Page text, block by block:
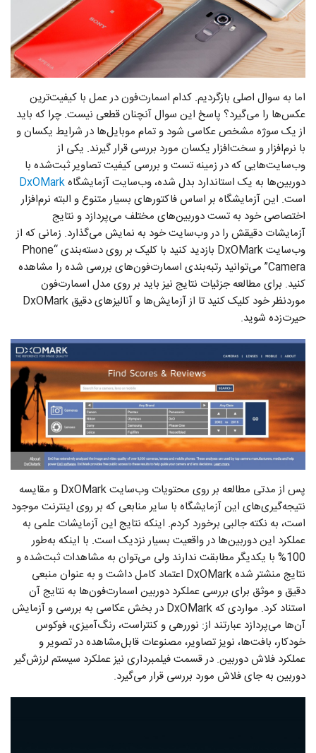
اما به سوال اصلی بازگردیم. کدام اسمارت‌فون در عمل با کیفیت‌ترین
عکس‌ها را می‌گیرد؟ پاسخ این سوال آنچنان قطعی نیست. چرا که باید
از یک سوژه مشخص عکاسی شود و تمام موبایل‌ها در شرایط یکسان و
با نرم‌افزار و سخت‌افزار یکسان مورد بررسی قرار گیرند. یکی از
وب‌سایت‌هایی که در زمینه تست و بررسی کیفیت تصاویر ثبت‌‌شده با
دوربین‌ها به یک استاندارد بدل شده، وب‌سایت آزمایشگاهDxOMark
است. این آزمایشگاه بر اساس فاکتورهای بسیار متنوع و البته نرم‌افزار
اختصاصی خود به تست دوربین‌های مختلف می‌پردازد و نتایج
آزمایشات دقیقش را در وب‌سایت خود به نمایش می‌گذارد. زمانی که از
وب‌سایت DxOMark بازدید کنید با کلیک بر روی دسته‌بندی “Phone
Camera” می‌توانید رتبه‌بندی اسمارت‌فون‌های بررسی شده را مشاهده
کنید. برای مطالعه جزئیات نتایج نیز باید بر روی مدل اسمارت‌فون
موردنظر خود کلیک کنید تا از آزمایش‌ها و آنالیزهای دقیق DxOMark
حیرت‌زده شوید.
پس از مدتی مطالعه بر روی محتویات وب‌سایت DxOMark و مقایسه
نتیجه‌گیری‌های این آزمایشگاه با سایر منابعی که بر روی اینترنت موجود
است، به نکته جالبی برخورد کردم. اینکه نتایج این آزمایشات علمی به
عملکرد این دوربین‌ها در واقعیت بسیار نزدیک است. با اینکه به‌طور
100% با یکدیگر مطابقت ندارند ولی می‌توان به مشاهدات ثبت‌شده و
نتایج منشتر شده DxOMark اعتماد کامل داشت و به عنوان منبعی
دقیق و موثق برای بررسی عملکرد دوربین اسمارت‌‌فون‌ها به نتایج آن
استناد کرد. مواردی که DxOMark در بخش عکاسی به بررسی و آزمایش
آن‌ها می‌پردازد عبارتند از: نوررهی و کنتراست، رنگ‌آمیزی، فوکوس
خودکار، بافت‌ها، نویز تصاویر، مصنوعات قابل‌مشاهده در تصویر و
عملکرد فلاش دوربین. در قسمت فیلمبرداری نیز عملکرد سیستم لرزش‌گیر
دوربین به جای فلاش مورد بررسی قرار می‌گیرد.